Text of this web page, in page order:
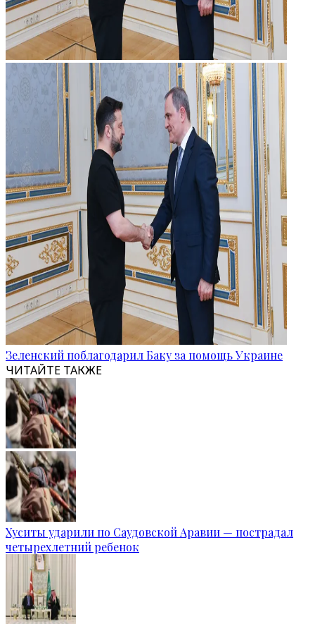
Зеленский поблагодарил Баку за помощь Украине
ЧИТАЙТЕ ТАКЖЕ
Хуситы ударили по Саудовской Аравии — пострадал
четырехлетний ребенок